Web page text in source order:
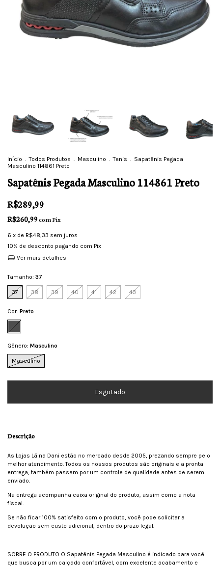
Início . Todos Produtos . Masculino . Tenis . Sapatênis Pegada
Masculino 114861 Preto
Sapatênis Pegada Masculino 114861 Preto
R$289,99
R$260,99comPix
6 x de R$48,33 sem juros
10% de desconto pagando com Pix
Ver mais detalhes
Tamanho: 37
37 38 39 40 41 42 43
Cor: Preto
Gênero: Masculino
Masculino
Descrição
As Lojas Lá na Dani estão no mercado desde 2005, prezando sempre pelo
melhor atendimento. Todos os nossos produtos são originais e a pronta
entrega, também passam por um controle de qualidade antes de serem
enviado.
Na entrega acompanha caixa original do produto, assim como a nota
fiscal.
Se não ficar 100% satisfeito com o produto, você pode solicitar a
devolução sem custo adicional, dentro do prazo legal.
SOBRE O PRODUTO O Sapatênis Pegada Masculino é indicado para você
que busca por um calçado confortável, com excelente acabamento e